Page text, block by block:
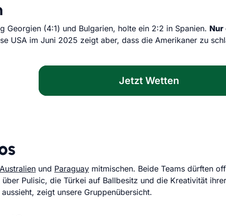
Georgien (4:1) und Bulgarien, holte ein 2:2 in Spanien. Nur
USA im Juni 2025 zeigt aber, dass die Amerikaner zu
Jetzt Wetten
Australien und Paraguay mitmischen. Beide Teams dürften
Pulisic, die Türkei auf Ballbesitz und die Kreativität
aussieht, zeigt unsere Gruppenübersicht.